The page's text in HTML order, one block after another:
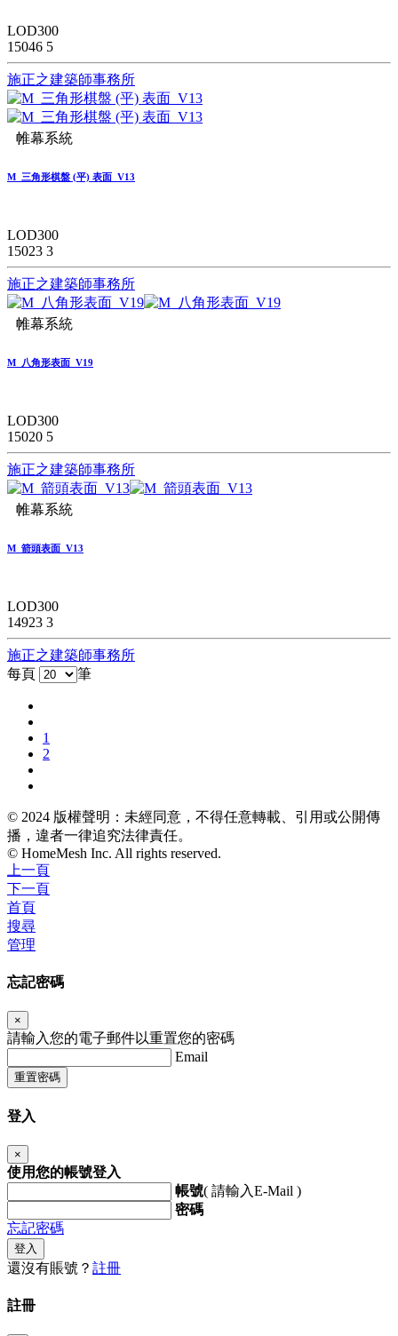
LOD300
15046 5
施正之建築師事務所
帷幕系統
M_三角形棋盤 (平) 表面_V13
LOD300
15023 3
施正之建築師事務所
帷幕系統
M_八角形表面_V19
LOD300
15020 5
施正之建築師事務所
帷幕系統
M_箭頭表面_V13
LOD300
14923 3
施正之建築師事務所
每頁
筆
1
2
© 2024 版權聲明：未經同意，不得任意轉載、引用或公開傳
播，違者一律追究法律責任。
© HomeMesh Inc. All rights reserved.
上一頁
下一頁
首頁
搜尋
管理
忘記密碼
×
請輸入您的電子郵件以重置您的密碼
Email
重置密碼
登入
×
使用您的帳號登入
帳號( 請輸入E-Mail )
密碼
忘記密碼
登入
還沒有賬號？ 註冊
註冊